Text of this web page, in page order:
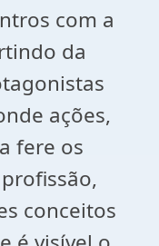
com a
da
ações,
fere os
conceitos